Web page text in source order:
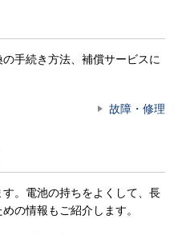
手続き方法、補償サービスに
故障・修理
。電池の持ちをよくして、長
の情報もご紹介します。